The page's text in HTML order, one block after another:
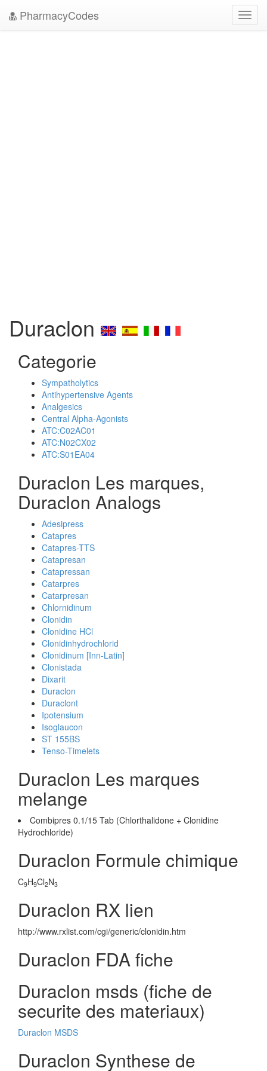
PharmacyCodes
Duraclon
Categorie
Sympatholytics
Antihypertensive Agents
Analgesics
Central Alpha-Agonists
ATC:C02AC01
ATC:N02CX02
ATC:S01EA04
Duraclon Les marques,
Duraclon Analogs
Adesipress
Catapres
Catapres-TTS
Catapresan
Catapressan
Catarpres
Catarpresan
Chlornidinum
Clonidin
Clonidine HCl
Clonidinhydrochlorid
Clonidinum [Inn-Latin]
Clonistada
Dixarit
Duraclon
Duraclont
Ipotensium
Isoglaucon
ST 155BS
Tenso-Timelets
Duraclon Les marques
melange
Combipres 0.1/15 Tab (Chlorthalidone + Clonidine
Hydrochloride)
Duraclon Formule chimique
C9H9Cl2N3
Duraclon RX lien
http://www.rxlist.com/cgi/generic/clonidin.htm
Duraclon FDA fiche
Duraclon msds (fiche de
securite des materiaux)
Duraclon MSDS
Duraclon Synthese de